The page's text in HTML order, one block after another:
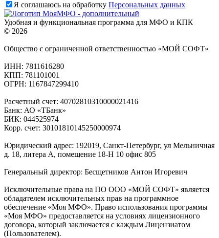
Я соглашаюсь на обработку Персональных данных
Удобная и функциональная программа для МФО и КПК
© 2026
Общество с ограниченной ответственностью «МОЙ СОФТ»
ИНН: 7811616280
КПП: 781101001
ОГРН: 1167847299410
Расчетный счет: 40702810310000021416
Банк: АО «ТБанк»
БИК: 044525974
Корр. счет: 30101810145250000974
Юридический адрес: 192019, Санкт-Петербург, ул Мельничная
д. 18, литера А, помещение 18-Н 10 офис 805
Генеральный директор: Бесщетников Антон Игоревич
Исключительные права на ПО ООО «МОЙ СОФТ» является
обладателем исключительных прав на программное
обеспечение «Моя МФО». Право использования программы
«Моя МФО» предоставляется на условиях лицензионного
договора, который заключается с каждым Лицензиатом
(Пользователем).